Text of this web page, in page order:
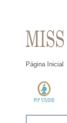
Página Inicial